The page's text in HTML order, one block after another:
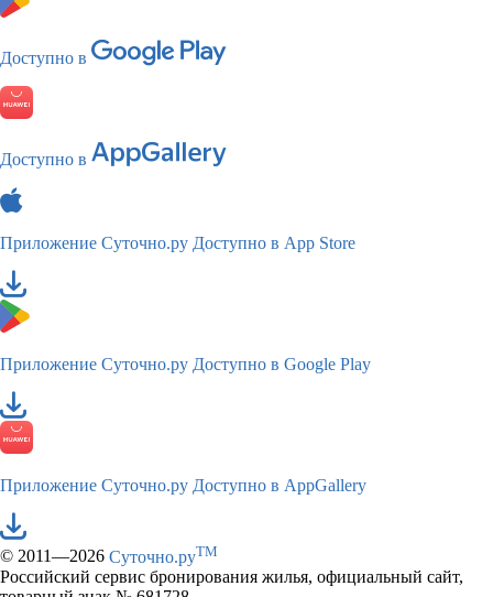
Доступно в
Доступно в
Приложение Суточно.ру Доступно в App Store
Приложение Суточно.ру Доступно в Google Play
Приложение Суточно.ру Доступно в AppGallery
© 2011—2026 Суточно.руTM
Российский сервис бронирования жилья, официальный сайт,